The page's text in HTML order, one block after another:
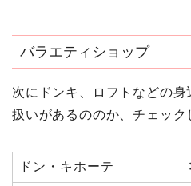
バラエティショップ
次にドンキ、ロフトなどの身
扱いがあるののか、チェック
ドン・キホーテ